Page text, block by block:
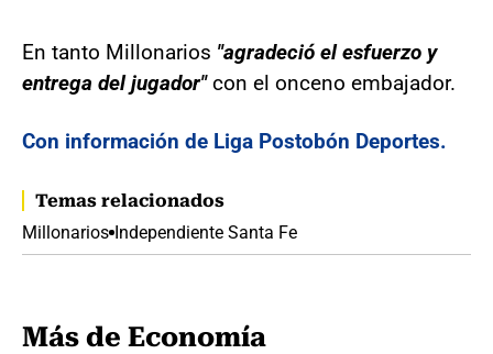
En tanto Millonarios "agradeció el esfuerzo y
entrega del jugador"con el onceno embajador.
Con información de Liga Postobón Deportes.
Temas relacionados
Millonarios Independiente Santa Fe
Más de Economía